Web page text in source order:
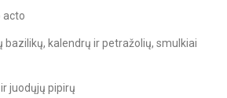
acto
bazilikų, kalendrų ir petražolių, smulkiai
juodųjų pipirų